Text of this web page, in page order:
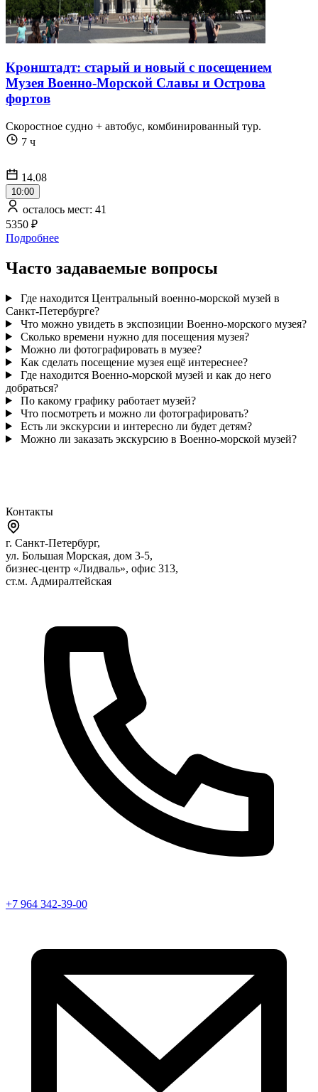
Кронштадт: старый и новый с посещением
Музея Военно-Морской Славы и Острова
фортов
Скоростное судно + автобус, комбинированный тур.
7 ч
14.08
10:00
осталось мест: 41
5350 ₽
Подробнее
Часто задаваемые вопросы
Где находится Центральный военно-морской музей в
Санкт-Петербурге?
Что можно увидеть в экспозиции Военно-морского музея?
Сколько времени нужно для посещения музея?
Можно ли фотографировать в музее?
Как сделать посещение музея ещё интереснее?
Где находится Военно-морской музей и как до него
добраться?
По какому графику работает музей?
Что посмотреть и можно ли фотографировать?
Есть ли экскурсии и интересно ли будет детям?
Можно ли заказать экскурсию в Военно-морской музей?
Контакты
г. Санкт-Петербург,
ул. Большая Морская, дом 3-5,
бизнес-центр «Лидваль», офис 313,
ст.м. Адмиралтейская
+7 964 342-39-00